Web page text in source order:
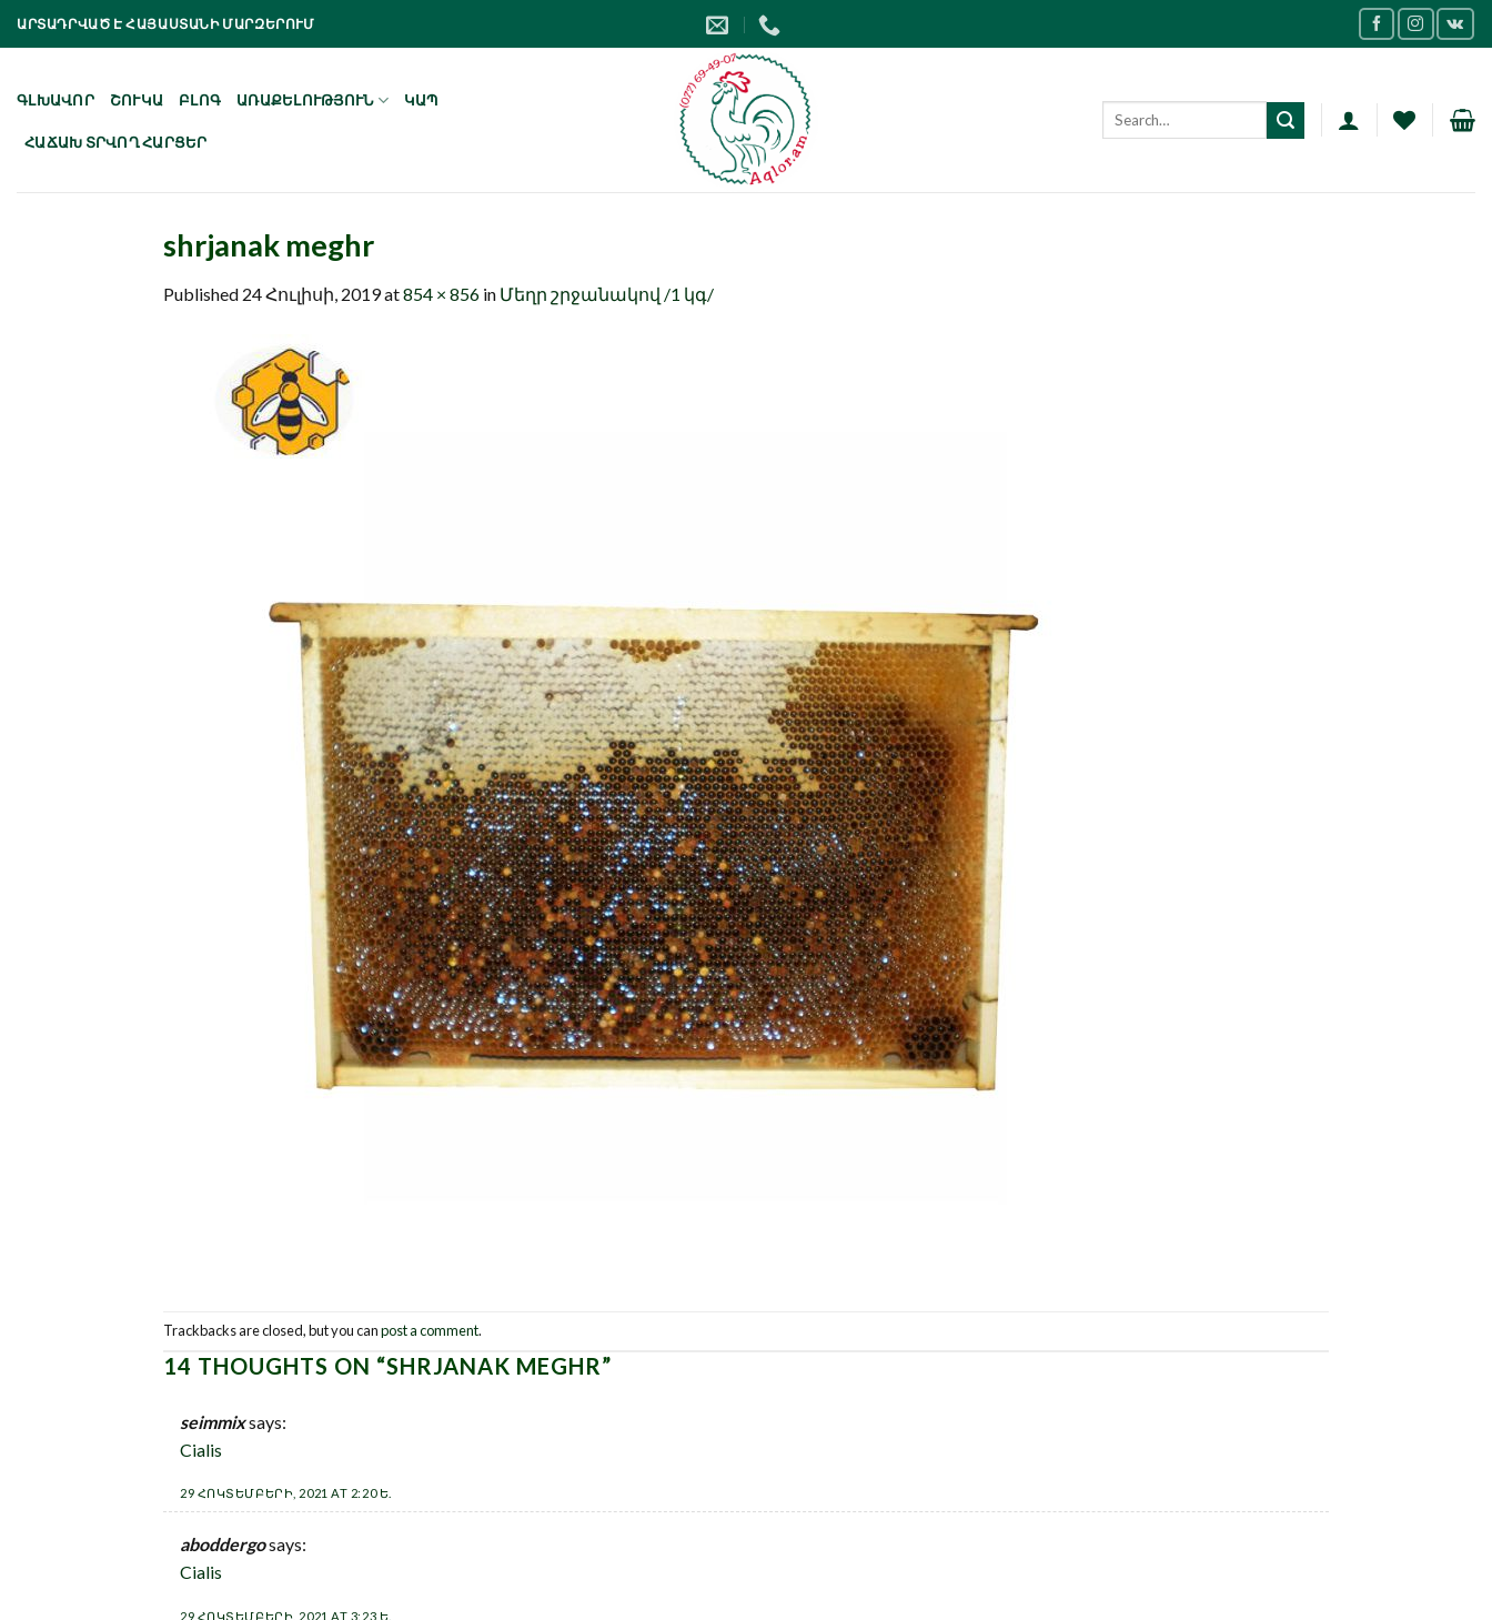
Skip
ԱՐՏԱԴՐՎԱԾ Է ՀԱՅԱՍՏԱՆԻ ՄԱՐԶԵՐՈՒՄ
ԳԼԽԱՎՈՐ ՇՈՒԿԱ ԲԼՈԳ ԱՌԱՔԵԼՈՒԹՅՈՒՆ ԿԱՊ
ՀԱՃԱԽ ՏՐՎՈՂ ՀԱՐՑԵՐ
shrjanak meghr
Published 24 Հուլիսի, 2019at854 × 856 in Մեղր շրջանակով /1 կգ/
Trackbacks are closed, but you canpost a comment.
14 THOUGHTS ON “SHRJANAK MEGHR”
seimmixsays:
Cialis
29 ՀՈԿՏԵՄԲԵՐԻ, 2021 AT 2:20 Ե.
aboddergosays:
Cialis
29 ՀՈԿՏԵՄԲԵՐԻ, 2021 AT 3:23 Ե.